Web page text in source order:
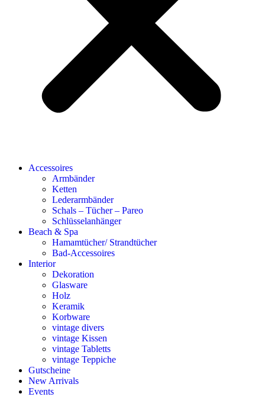
Accessoires
Armbänder
Ketten
Lederarmbänder
Schals – Tücher – Pareo
Schlüsselanhänger
Beach & Spa
Hamamtücher/ Strandtücher
Bad-Accessoires
Interior
Dekoration
Glasware
Holz
Keramik
Korbware
vintage divers
vintage Kissen
vintage Tabletts
vintage Teppiche
Gutscheine
New Arrivals
Events